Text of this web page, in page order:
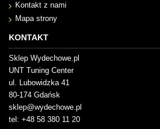
Kontakt z nami
Mapa strony
KONTAKT
Sklep Wydechowe.pl
UNT Tuning Center
ul. Lubowidzka 41
80-174 Gdańsk
sklep@wydechowe.pl
tel: +48 58 380 11 20